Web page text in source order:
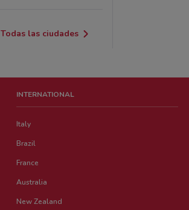
Todas las ciudades
INTERNATIONAL
Italy
Brazil
France
Australia
New Zealand